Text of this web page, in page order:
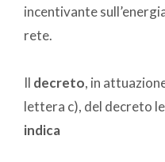
incentivante
rete.
Il decreto, in
lettera c), del decreto
indica